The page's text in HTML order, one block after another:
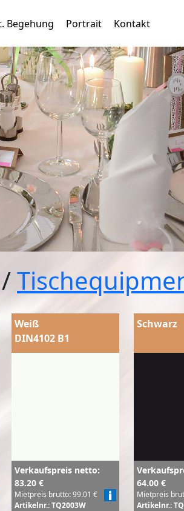
Begehung Portrait Kontakt
/
Weiß
DIN4102 B1
Verkaufspreis netto:
83.20 €
Mietpreis brutto: 99.01 €
Artikelnr.: TQ2003W
Schwarz
64.00 €
Mietpreis
Artikelnr.: